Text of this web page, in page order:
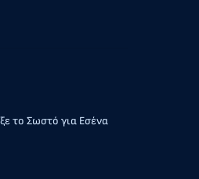
το Σωστό για Εσένα